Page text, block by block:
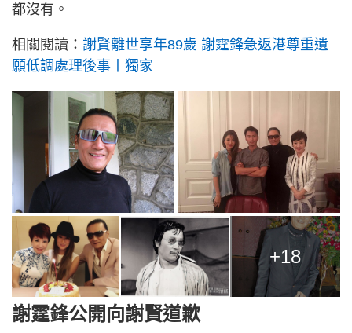
都沒有。
相關閱讀： 謝賢離世享年89歲 謝霆鋒急返港尊重遺
願低調處理後事丨獨家
+18
謝霆鋒公開向謝賢道歉